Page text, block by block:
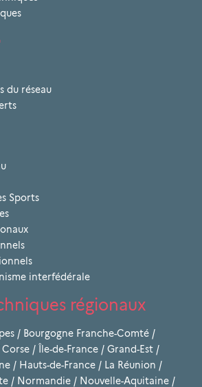
du réseau
Sports
interfédérale
régionaux
/ Bourgogne Franche-Comté /
Corse / Île-de-France / Grand-Est /
/ Hauts-de-France / La Réunion /
/ Normandie / Nouvelle-Aquitaine /